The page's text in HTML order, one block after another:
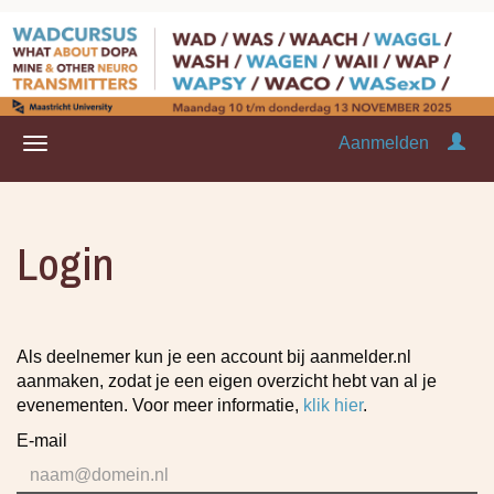
Aanmelden
Login
Als deelnemer kun je een account bij aanmelder.nl
aanmaken, zodat je een eigen overzicht hebt van al je
evenementen. Voor meer informatie, klik hier.
E-mail